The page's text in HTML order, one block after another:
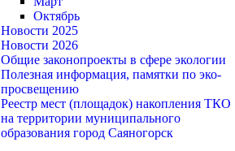
Октябрь
Новости 2025
Новости 2026
Общие законопроекты в сфере экологии
Полезная информация, памятки по эко-
просвещению
Реестр мест (площадок) накопления ТКО
на территории муниципального
образования город Саяногорск